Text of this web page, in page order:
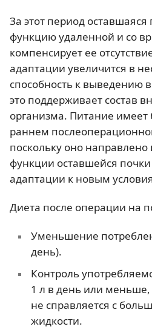
За этот период оставшаяся
функцию удаленной и со
компенсирует ее
адаптации увеличится в
способность к выведению
это поддерживает состав
организма. Питание
раннем
поскольку оно направлено
функции оставшейся
адаптации к новым
Диета после операции на
Уменьшение
день).
Контроль
1 л в день или меньше,
не справляется с
жидкости.